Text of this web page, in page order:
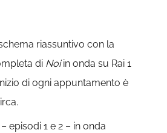
riassuntivo con la
di Noiin onda su Rai 1
di ogni appuntamento è
– episodi 1 e 2 – in onda